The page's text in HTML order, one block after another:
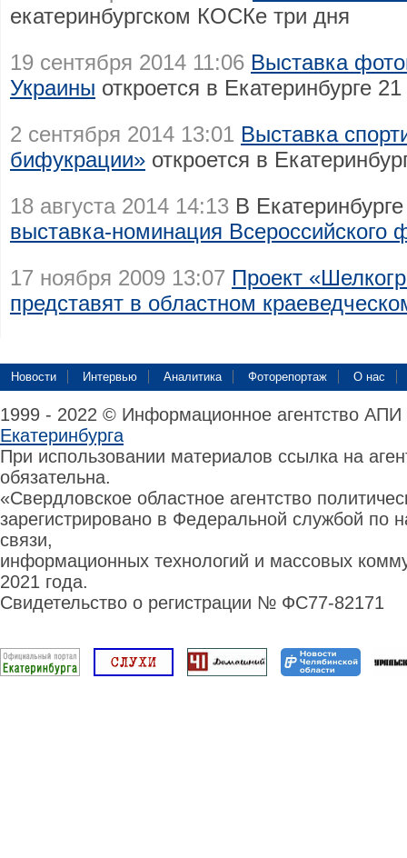
екатеринбургском КОСКе три дня
19 сентября 2014 11:06 Выставка
Украины откроется в Екатеринбурге
2 сентября 2014 13:01 Выставка
бифукрации» откроется в
18 августа 2014 14:13 В
выставка-номинация Всероссийского
17 ноября 2009 13:07 Проект
представят в областном
Новости Интервью Аналитика Фоторепортаж О нас
1999 - 2022 © Информационное агентство
Екатеринбурга
При использовании материалов ссылка на
обязательна.
«Свердловское областное агентство
зарегистрировано в Федеральной службой по
связи,
информационных технологий и массовых
2021 года.
Свидетельство о регистрации № ФС77-82171